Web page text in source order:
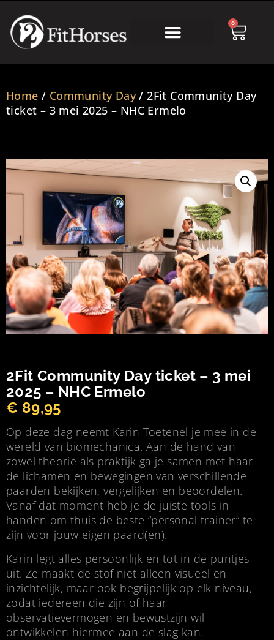
0
Home / Community Day/ 2Fit Community Day
ticket – 3 mei 2025 – NHC Ermelo
2Fit Community Day ticket – 3 mei
2025 – NHC Ermelo
€ 89,95
Op deze dag neemt Karin Toetenel je mee in de
wereld van biomechanica. Aan de hand van
zowel theorie als praktijk ga je samen met haar
de lichamen en bewegingen van verschillende
paarden bekijken, vergelijken en beoordelen.
Vanaf dat moment heb je de juiste tools in
handen om thuis de beste “personal trainer” te
zijn voor jouw eigen paard(en).
Karin legt alles persoonlijk en tot in de puntjes
uit. Ze maakt de stof niet alleen visueel en
inzichtelijk, maar ook begrijpelijk op elk niveau,
zodat iedereen die zijn of haar
observatievermogen en bewustzijn wil
ontwikkelen hiermee aan de slag kan.